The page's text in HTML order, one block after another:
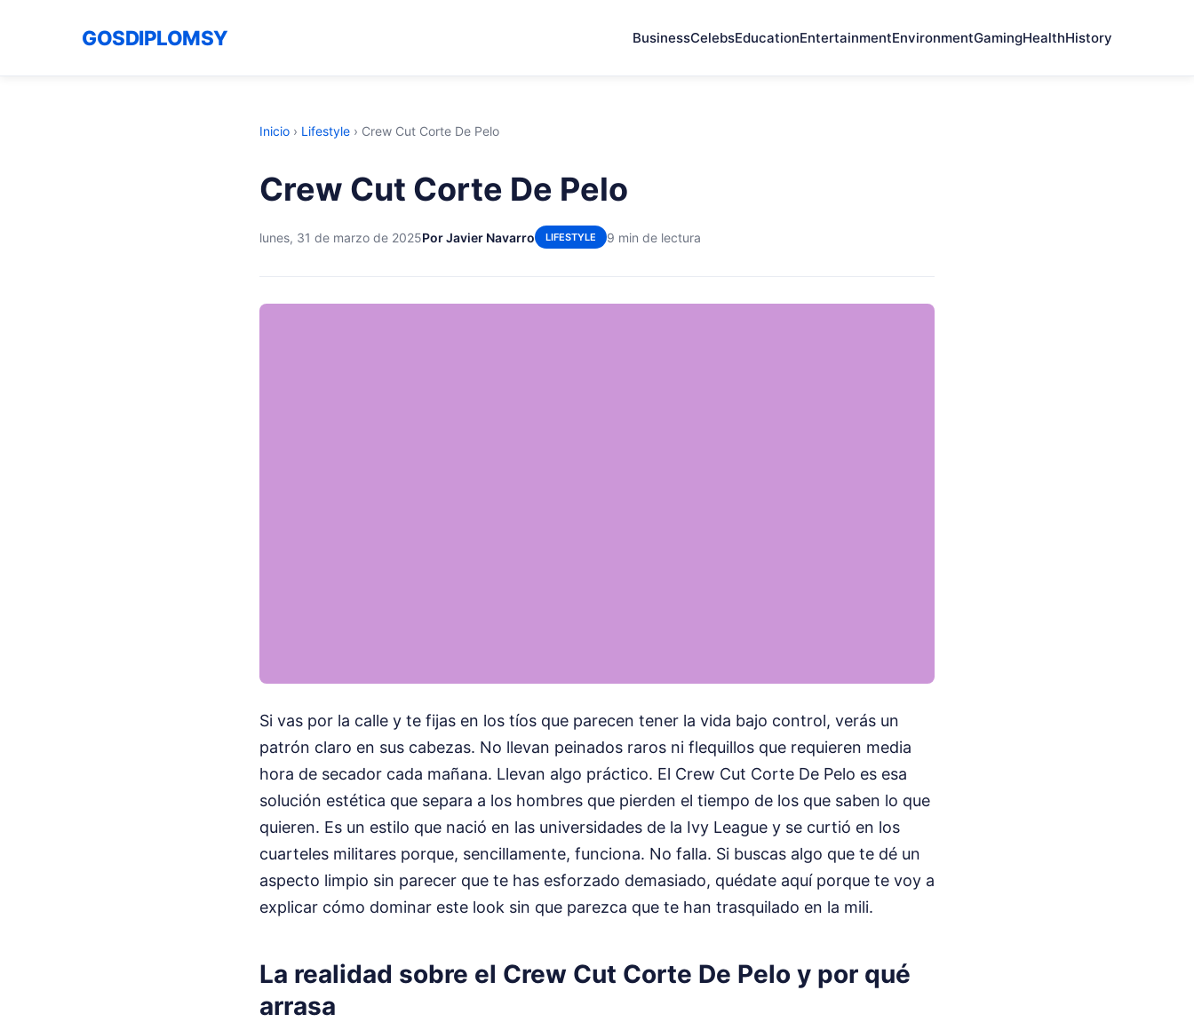
GOSDIPLOMSY BusinessCelebsEducationEntertainmentEnvironmentGamingHealthHistory
Inicio › Lifestyle › Crew Cut Corte De Pelo
Crew Cut Corte De Pelo
lunes, 31 de marzo de 2025Por Javier Navarro LIFESTYLE 9 min de lectura
Si vas por la calle y te fijas en los tíos que parecen tener la vida bajo control, verás un
patrón claro en sus cabezas. No llevan peinados raros ni flequillos que requieren media
hora de secador cada mañana. Llevan algo práctico. El Crew Cut Corte De Pelo es esa
solución estética que separa a los hombres que pierden el tiempo de los que saben lo que
quieren. Es un estilo que nació en las universidades de la Ivy League y se curtió en los
cuarteles militares porque, sencillamente, funciona. No falla. Si buscas algo que te dé un
aspecto limpio sin parecer que te has esforzado demasiado, quédate aquí porque te voy a
explicar cómo dominar este look sin que parezca que te han trasquilado en la mili.
La realidad sobre el Crew Cut Corte De Pelo y por qué
arrasa